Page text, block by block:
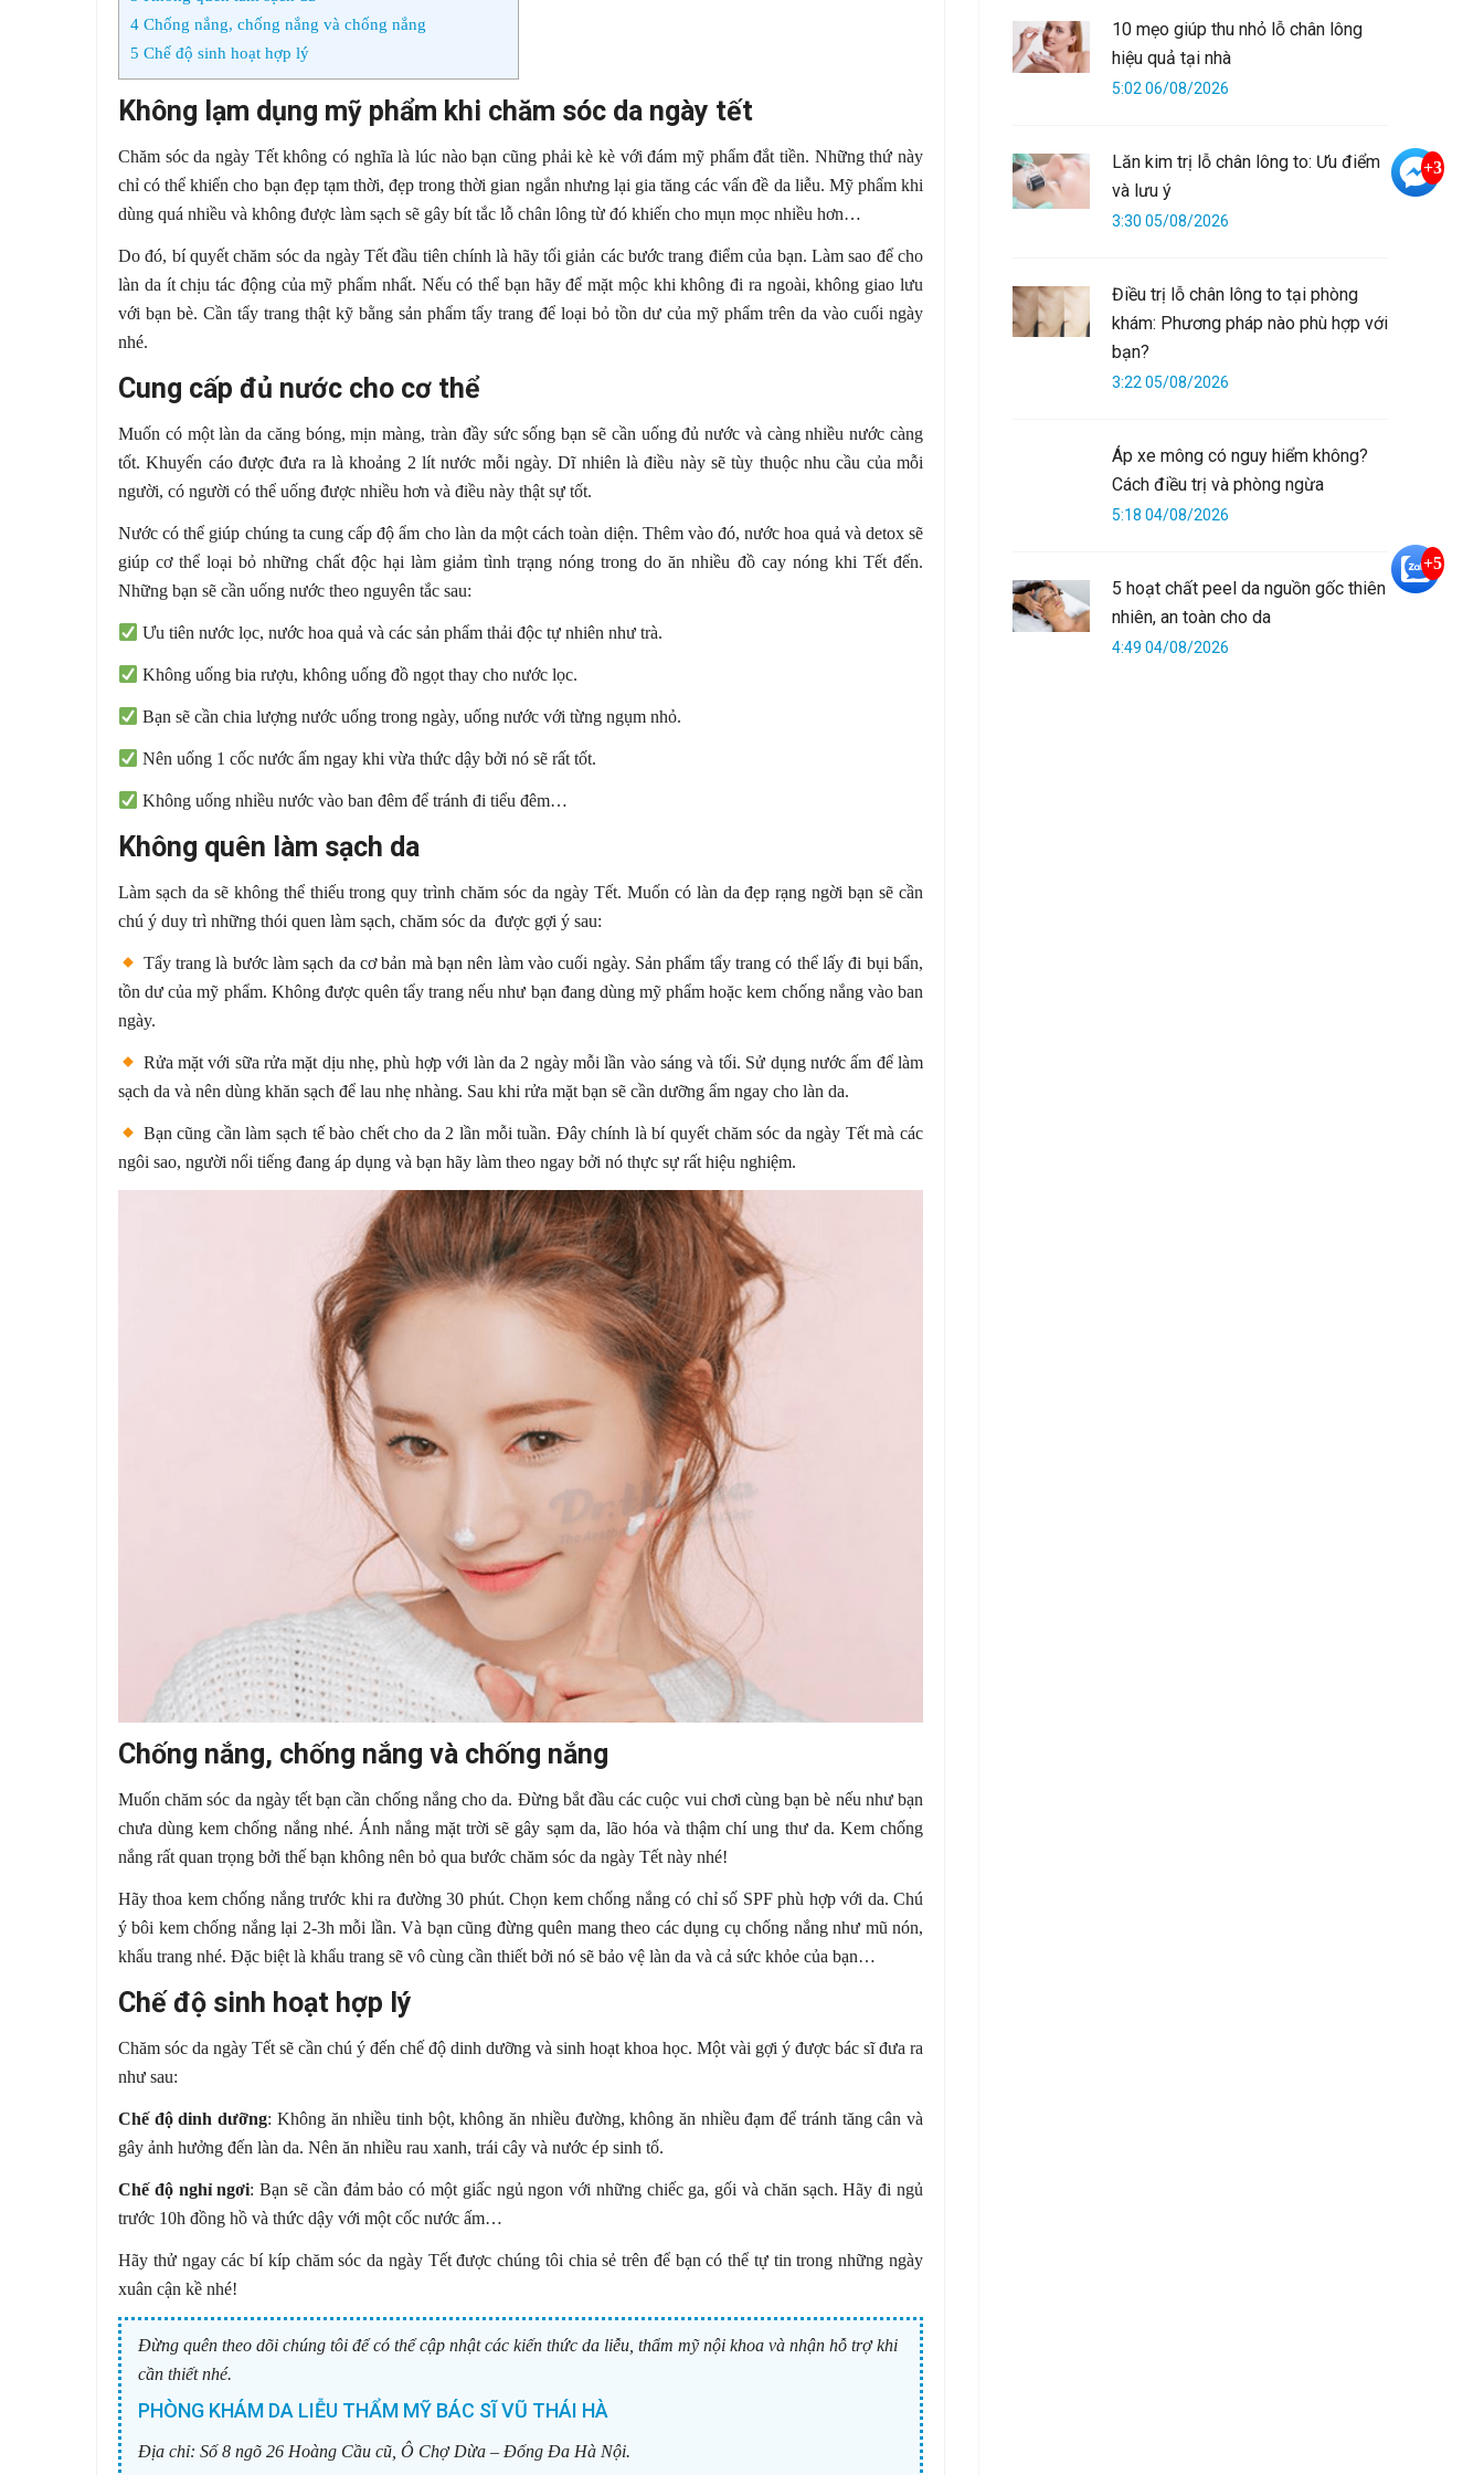
4 Chống nắng, chống nắng và chống nắng
5 Chế độ sinh hoạt hợp lý
Không lạm dụng mỹ phẩm khi chăm sóc da ngày tết
Chăm sóc da ngày Tết không có nghĩa là lúc nào bạn cũng phải kè kè với đám mỹ phẩm đắt tiền. Những thứ này
chỉ có thể khiến cho bạn đẹp tạm thời, đẹp trong thời gian ngắn nhưng lại gia tăng các vấn đề da liễu. Mỹ phẩm khi
dùng quá nhiều và không được làm sạch sẽ gây bít tắc lỗ chân lông từ đó khiến cho mụn mọc nhiều hơn…
Do đó, bí quyết chăm sóc da ngày Tết đầu tiên chính là hãy tối giản các bước trang điểm của bạn. Làm sao để cho
làn da ít chịu tác động của mỹ phẩm nhất. Nếu có thể bạn hãy để mặt mộc khi không đi ra ngoài, không giao lưu
với bạn bè. Cần tẩy trang thật kỹ bằng sản phẩm tẩy trang để loại bỏ tồn dư của mỹ phẩm trên da vào cuối ngày
nhé.
Cung cấp đủ nước cho cơ thể
Muốn có một làn da căng bóng, mịn màng, tràn đầy sức sống bạn sẽ cần uống đủ nước và càng nhiều nước càng
tốt. Khuyến cáo được đưa ra là khoảng 2 lít nước mỗi ngày. Dĩ nhiên là điều này sẽ tùy thuộc nhu cầu của mỗi
người, có người có thể uống được nhiều hơn và điều này thật sự tốt.
Nước có thể giúp chúng ta cung cấp độ ẩm cho làn da một cách toàn diện. Thêm vào đó, nước hoa quả và detox sẽ
giúp cơ thể loại bỏ những chất độc hại làm giảm tình trạng nóng trong do ăn nhiều đồ cay nóng khi Tết đến.
Những bạn sẽ cần uống nước theo nguyên tắc sau:
Ưu tiên nước lọc, nước hoa quả và các sản phẩm thải độc tự nhiên như trà.
Không uống bia rượu, không uống đồ ngọt thay cho nước lọc.
Bạn sẽ cần chia lượng nước uống trong ngày, uống nước với từng ngụm nhỏ.
Nên uống 1 cốc nước ấm ngay khi vừa thức dậy bởi nó sẽ rất tốt.
Không uống nhiều nước vào ban đêm để tránh đi tiểu đêm…
Không quên làm sạch da
Làm sạch da sẽ không thể thiếu trong quy trình chăm sóc da ngày Tết. Muốn có làn da đẹp rạng ngời bạn sẽ cần
chú ý duy trì những thói quen làm sạch, chăm sóc da được gợi ý sau:
Tẩy trang là bước làm sạch da cơ bản mà bạn nên làm vào cuối ngày. Sản phẩm tẩy trang có thể lấy đi bụi bẩn,
tồn dư của mỹ phẩm. Không được quên tẩy trang nếu như bạn đang dùng mỹ phẩm hoặc kem chống nắng vào ban
ngày.
Rửa mặt với sữa rửa mặt dịu nhẹ, phù hợp với làn da 2 ngày mỗi lần vào sáng và tối. Sử dụng nước ấm để làm
sạch da và nên dùng khăn sạch để lau nhẹ nhàng. Sau khi rửa mặt bạn sẽ cần dưỡng ẩm ngay cho làn da.
Bạn cũng cần làm sạch tế bào chết cho da 2 lần mỗi tuần. Đây chính là bí quyết chăm sóc da ngày Tết mà các
ngôi sao, người nổi tiếng đang áp dụng và bạn hãy làm theo ngay bởi nó thực sự rất hiệu nghiệm.
Chống nắng, chống nắng và chống nắng
Muốn chăm sóc da ngày tết bạn cần chống nắng cho da. Đừng bắt đầu các cuộc vui chơi cùng bạn bè nếu như bạn
chưa dùng kem chống nắng nhé. Ánh nắng mặt trời sẽ gây sạm da, lão hóa và thậm chí ung thư da. Kem chống
nắng rất quan trọng bởi thế bạn không nên bỏ qua bước chăm sóc da ngày Tết này nhé!
Hãy thoa kem chống nắng trước khi ra đường 30 phút. Chọn kem chống nắng có chỉ số SPF phù hợp với da. Chú
ý bôi kem chống nắng lại 2-3h mỗi lần. Và bạn cũng đừng quên mang theo các dụng cụ chống nắng như mũ nón,
khẩu trang nhé. Đặc biệt là khẩu trang sẽ vô cùng cần thiết bởi nó sẽ bảo vệ làn da và cả sức khỏe của bạn…
Chế độ sinh hoạt hợp lý
Chăm sóc da ngày Tết sẽ cần chú ý đến chế độ dinh dưỡng và sinh hoạt khoa học. Một vài gợi ý được bác sĩ đưa ra
như sau:
Chế độ dinh dưỡng: Không ăn nhiều tinh bột, không ăn nhiều đường, không ăn nhiều đạm để tránh tăng cân và
gây ảnh hưởng đến làn da. Nên ăn nhiều rau xanh, trái cây và nước ép sinh tố.
Chế độ nghỉ ngơi: Bạn sẽ cần đảm bảo có một giấc ngủ ngon với những chiếc ga, gối và chăn sạch. Hãy đi ngủ
trước 10h đồng hồ và thức dậy với một cốc nước ấm…
Hãy thử ngay các bí kíp chăm sóc da ngày Tết được chúng tôi chia sẻ trên để bạn có thể tự tin trong những ngày
xuân cận kề nhé!
Đừng quên theo dõi chúng tôi để có thể cập nhật các kiến thức da liễu, thẩm mỹ nội khoa và nhận hỗ trợ khi
cần thiết nhé.
PHÒNG KHÁM DA LIỄU THẨM MỸ BÁC SĨ VŨ THÁI HÀ
Địa chỉ: Số 8 ngõ 26 Hoàng Cầu cũ, Ô Chợ Dừa – Đống Đa Hà Nội.
10 mẹo giúp thu nhỏ lỗ chân lông
hiệu quả tại nhà
5:02 06/08/2026
Lăn kim trị lỗ chân lông to: Ưu điểm
và lưu ý
3:30 05/08/2026
Điều trị lỗ chân lông to tại phòng
khám: Phương pháp nào phù hợp với
bạn?
3:22 05/08/2026
Áp xe mông có nguy hiểm không?
Cách điều trị và phòng ngừa
5:18 04/08/2026
5 hoạt chất peel da nguồn gốc thiên
nhiên, an toàn cho da
4:49 04/08/2026
+3
+5